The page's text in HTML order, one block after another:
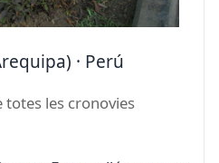
· Perú
totes les cronovies